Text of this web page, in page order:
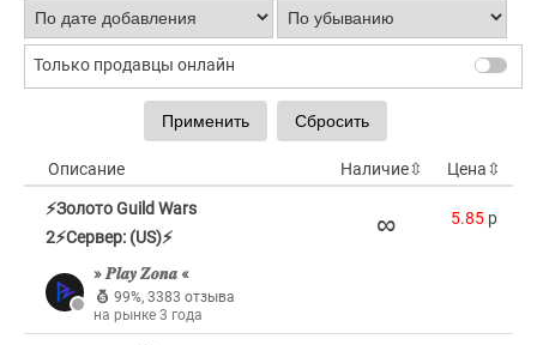
Только продавцы онлайн
Цена⇳
Наличие⇳
Описание
⚡Золото Guild Wars
2⚡Сервер: (US)⚡
» 𝑷𝒍𝒂𝒚 𝒁𝒐𝒏𝒂 «
99%, 3383 отзыва
на рынке 3 года
∞ 5.85 p